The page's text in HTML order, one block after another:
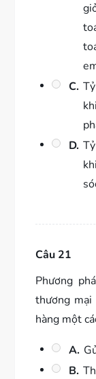
C.
D.
Câu 21
Phương
thương
hàng một
A.
B.